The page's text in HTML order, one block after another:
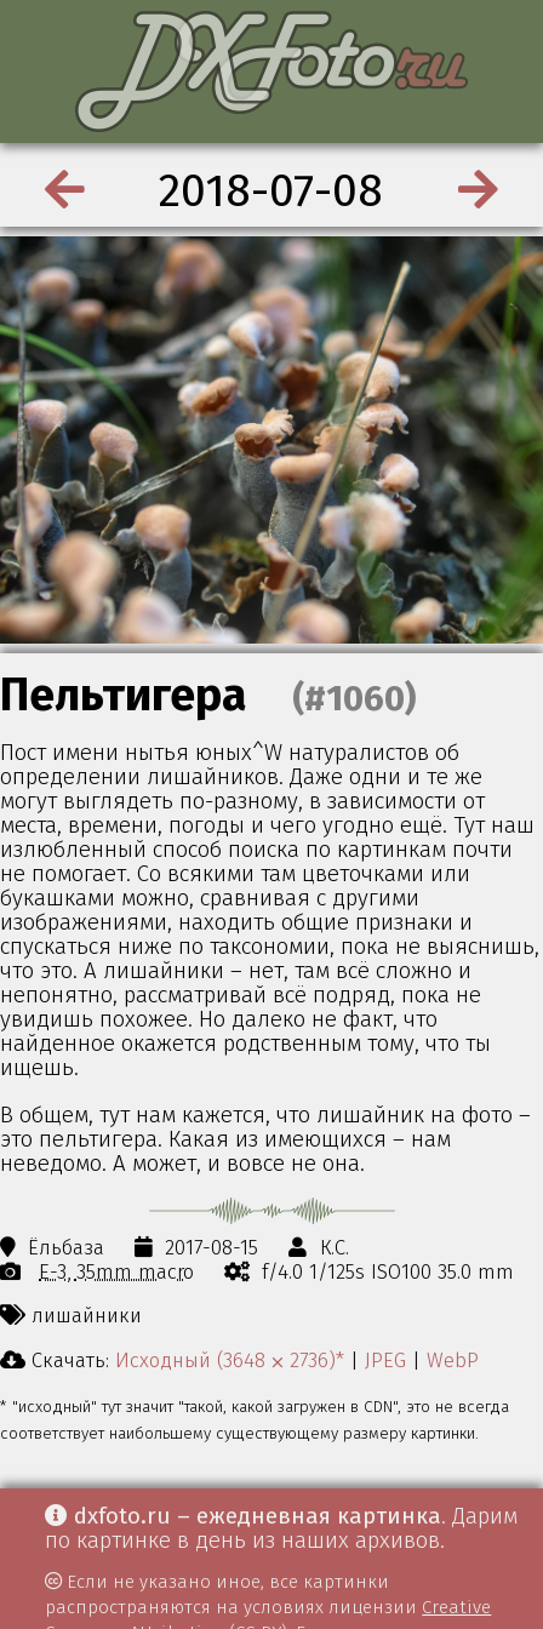
2018-07-08
Пельтигера (#1060)
Пост имени нытья юных^W натуралистов об
определении лишайников. Даже одни и те же
могут выглядеть по-разному, в зависимости от
места, времени, погоды и чего угодно ещё. Тут наш
излюбленный способ поиска по картинкам почти
не помогает. Со всякими там цветочками или
букашками можно, сравнивая с другими
изображениями, находить общие признаки и
спускаться ниже по таксономии, пока не выяснишь,
что это. А лишайники – нет, там всё сложно и
непонятно, рассматривай всё подряд, пока не
увидишь похожее. Но далеко не факт, что
найденное окажется родственным тому, что ты
ищешь.
В общем, тут нам кажется, что лишайник на фото –
это пельтигера. Какая из имеющихся – нам
неведомо. А может, и вовсе не она.
Ёльбаза 2017-08-15
К.С.
E-3 35mm macro
f/4.0 1/125s ISO100 35.0 mm
лишайники
Скачать: Исходный (3648 ⨉ 2736)* JPEG WebP
* "исходный" тут значит "такой, какой загружен в CDN", это не всегда
соответствует наибольшему существующему размеру картинки.
dxfoto.ru – ежедневная картинка. Дарим
по картинке в день из наших архивов.
Если не указано иное, все картинки
распространяются на условиях лицензии Creative